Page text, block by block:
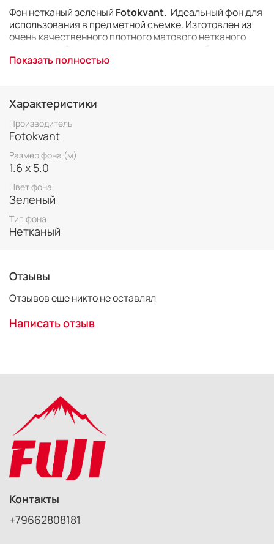
Фон нетканый зеленый Fotokvant. Идеальный фон для
использования в предметной съемке. Изготовлен из
очень качественного плотного матового нетканого
упрощает его транспортировку и последующую
Размер 1,6х5,0 м.
Показать полностью
Характеристики
Производитель
Fotokvant
Размер фона (м)
1.6 х 5.0
Цвет фона
Зеленый
Тип фона
Нетканый
Отзывы
Отзывов еще никто не оставлял
Написать отзыв
Контакты
+79662808181